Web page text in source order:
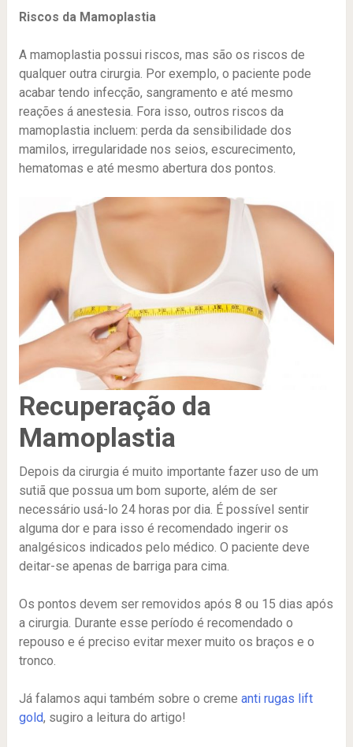
Riscos da Mamoplastia
A mamoplastia possui riscos, mas são os riscos de
qualquer outra cirurgia. Por exemplo, o paciente pode
acabar tendo infecção, sangramento e até mesmo
reações á anestesia. Fora isso, outros riscos da
mamoplastia incluem: perda da sensibilidade dos
mamilos, irregularidade nos seios, escurecimento,
hematomas e até mesmo abertura dos pontos.
Recuperação da
Mamoplastia
Depois da cirurgia é muito importante fazer uso de um
sutiã que possua um bom suporte, além de ser
necessário usá-lo 24 horas por dia. É possível sentir
alguma dor e para isso é recomendado ingerir os
analgésicos indicados pelo médico. O paciente deve
deitar-se apenas de barriga para cima.
Os pontos devem ser removidos após 8 ou 15 dias após
a cirurgia. Durante esse período é recomendado o
repouso e é preciso evitar mexer muito os braços e o
tronco.
Já falamos aqui também sobre o creme anti rugas lift
gold, sugiro a leitura do artigo!